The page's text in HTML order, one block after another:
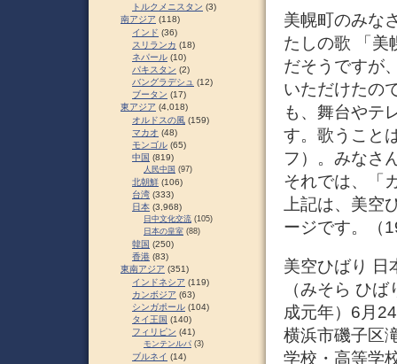
美幌町のみな
たしの歌 「美
だそうですが
いただけたの
も、舞台やテ
す。歌うこと
フ）。みなさ
それでは、「
上記は、美空
ージです。（
美空ひばり 日
（みそら ひ
成元年）6月
横浜市磯子区
学校・高等学
トルクメニスタン (3)
南アジア (118)
インド (36)
スリランカ (18)
ネパール (10)
パキスタン (2)
バングラデシュ (12)
ブータン (17)
東アジア (4,018)
オルドスの風 (159)
マカオ (48)
モンゴル (65)
中国 (819)
人民中国 (97)
北朝鮮 (106)
台湾 (333)
日本 (3,968)
日中文化交流 (105)
日本の皇室 (88)
韓国 (250)
香港 (83)
東南アジア (351)
インドネシア (119)
カンボジア (63)
シンガポール (104)
タイ王国 (140)
フィリピン (41)
モンテンルパ (3)
ブルネイ (14)